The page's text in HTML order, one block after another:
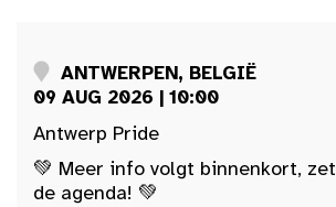
ANTWERPEN, BELGIË
09 AUG 2026 | 10:00
Antwerp Pride
💚 Meer info volgt binnenkort,
de agenda! 💚